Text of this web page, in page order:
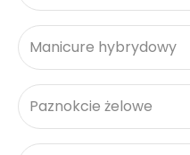
Manicure hybrydowy
Paznokcie żelowe